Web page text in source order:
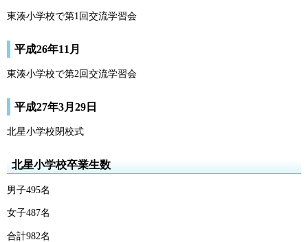
東湊小学校で第1回交流学習会
平成26年11月
東湊小学校で第2回交流学習会
平成27年3月29日
北星小学校閉校式
北星小学校卒業生数
男子495名
女子487名
合計982名